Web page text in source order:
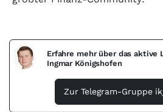
Erfahre mehr über das aktive
Ingmar Königshofen
Zur Telegram-Gruppe